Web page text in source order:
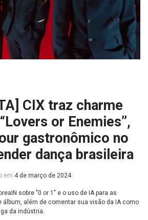
CIX traz charme
or Enemies”,
gastronômico no
dança brasileira
em 4 de março de 2024
sobre "0 or 1" e o uso de IA para as
álbum, além de comentar sua visão da IA como
da indústria.